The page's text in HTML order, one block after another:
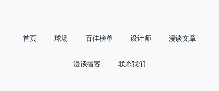
首页 球场 百佳榜单 设计师 漫谈文章
漫谈播客 联系我们